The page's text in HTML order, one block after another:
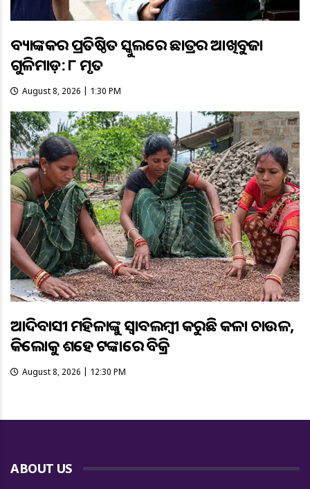
ବ୍ୟାଙ୍କକର ପ୍ରତିଷ୍ଠିତ ସ୍କୁଲରେ ଛାତ୍ରର ଆଖିବୁଜା
ଗୁଳିମାଡ଼: ୮ ମୃତ
August 8, 2026 | 1:30 PM
ଆଦିବାସୀ ମହିଳାଙ୍କୁ ସ୍ଵାବଲମ୍ଵୀ କରୁଛି କଳା ଚାଉଳ,
କିଲୋକୁ ଶହେ ଟଙ୍କାରେ ବିକ୍ରି
August 8, 2026 | 12:30 PM
ABOUT US